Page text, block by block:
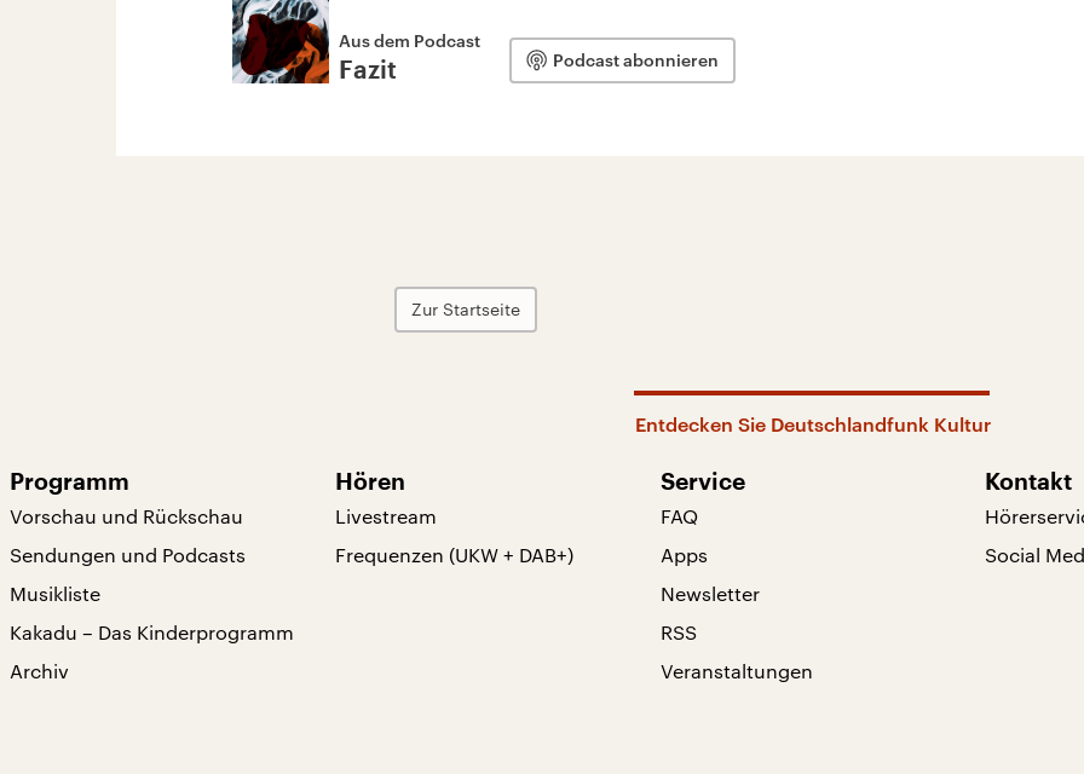
Aus dem Podcast
Fazit Podcast abonnieren
Zur Startseite
Entdecken Sie Deutschlandfunk Kultur
Programm
Vorschau und Rückschau
Sendungen und Podcasts
Musikliste
Kakadu – Das Kinderprogramm
Archiv
Hören
Livestream
Frequenzen (UKW + DAB+)
Service
FAQ
Apps
Newsletter
RSS
Veranstaltungen
Kontakt
Social